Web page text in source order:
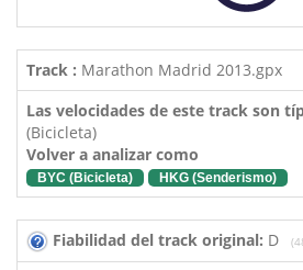
Track : Marathon Madrid 2013.gpx
Las velocidades de este track son
(Bicicleta)
Volver a analizar como
BYC (Bicicleta) HKG (Senderismo)
Fiabilidad del track original: D